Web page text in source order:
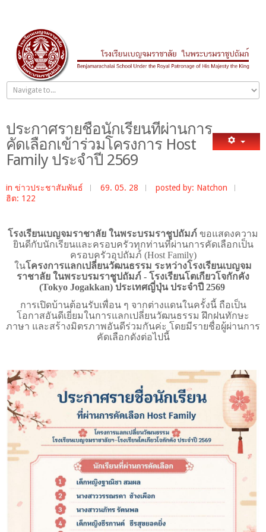
ประกาศรายชื่อนักเรียนที่ผ่านการ
คัดเลือกเข้าร่วมโครงการ Host
Family ประจำปี 2569
in ข่าวประชาสัมพันธ์ 69. 05. 28
posted by: Natchon
ฮิต: 122
โรงเรียนเบญจมราชาลัย ในพระบรมราชูปถัมภ์ ขอแสดงความ
ยินดีกับนักเรียนและครอบครัวทุกท่านที่ผ่านการคัดเลือกเป็น
ครอบครัวอุปถัมภ์ (Host Family)
ในโครงการแลกเปลี่ยนวัฒนธรรม ระหว่างโรงเรียนเบญจม
ราชาลัย ในพระบรมราชูปถัมภ์ - โรงเรียนโตเกียวโจกักคัง
(Tokyo Jogakkan) ประเทศญี่ปุ่น ประจำปี 2569
การเปิดบ้านต้อนรับเพื่อน ๆ จากต่างแดนในครั้งนี้ ถือเป็น
โอกาสอันดีเยี่ยมในการแลกเปลี่ยนวัฒนธรรม ฝึกฝนทักษะ
ภาษา และสร้างมิตรภาพอันดีร่วมกันค่ะ โดยมีรายชื่อผู้ผ่านการ
คัดเลือกดังต่อไปนี้